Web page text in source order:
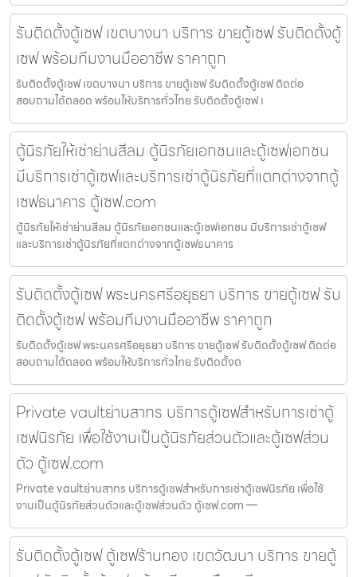
รับติดตั้งตู้เซฟ เขตบางนา บริการ ขายตู้เซฟ รับติดตั้งตู้
เซฟ พร้อมทีมงานมืออาชีพ ราคาถูก
รับติดตั้งตู้เซฟ เขตบางนา บริการ ขายตู้เซฟ รับติดตั้งตู้เซฟ ติดต่อ
สอบถามได้ตลอด พร้อมให้บริการทั่วไทย รับติดตั้งตู้เซฟ เ
ตู้นิรภัยให้เช่าย่านสีลม ตู้นิรภัยเอกชนและตู้เซฟเอกชน
มีบริการเช่าตู้เซฟและบริการเช่าตู้นิรภัยที่แตกต่างจากตู้
เซฟธนาคาร ตู้เซฟ.com
ตู้นิรภัยให้เช่าย่านสีลม ตู้นิรภัยเอกชนและตู้เซฟเอกชน มีบริการเช่าตู้เซฟ
และบริการเช่าตู้นิรภัยที่แตกต่างจากตู้เซฟธนาคาร
รับติดตั้งตู้เซฟ พระนครศรีอยุธยา บริการ ขายตู้เซฟ รับ
ติดตั้งตู้เซฟ พร้อมทีมงานมืออาชีพ ราคาถูก
รับติดตั้งตู้เซฟ พระนครศรีอยุธยา บริการ ขายตู้เซฟ รับติดตั้งตู้เซฟ ติดต่อ
สอบถามได้ตลอด พร้อมให้บริการทั่วไทย รับติดตั้งต
Private vaultย่านสาทร บริการตู้เซฟสำหรับการเช่าตู้
เซฟนิรภัย เพื่อใช้งานเป็นตู้นิรภัยส่วนตัวและตู้เซฟส่วน
ตัว ตู้เซฟ.com
Private vaultย่านสาทร บริการตู้เซฟสำหรับการเช่าตู้เซฟนิรภัย เพื่อใช้
งานเป็นตู้นิรภัยส่วนตัวและตู้เซฟส่วนตัว ตู้เซฟ.com —
รับติดตั้งตู้เซฟ ตู้เซฟร้านทอง เขตวัฒนา บริการ ขายตู้